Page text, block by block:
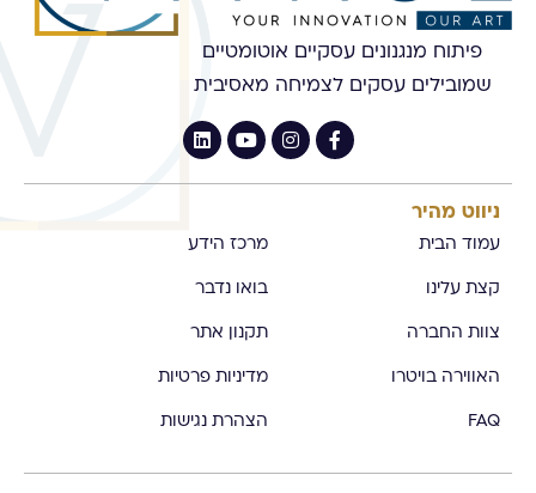
פיתוח מנגנונים עסקיים אוטומטיים
שמובילים עסקים לצמיחה מאסיבית
ניווט מהיר
עמוד הבית
קצת עלינו
צוות החברה
האווירה בויטרו
FAQ
מרכז הידע
בואו נדבר
תקנון אתר
מדיניות פרטיות
הצהרת נגישות